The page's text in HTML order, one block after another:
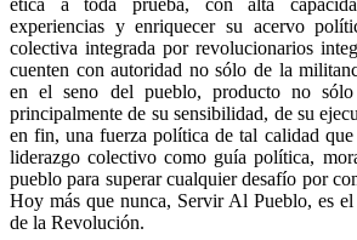
experiencias y enriquecer su acervo
colectiva integrada por revolucionarios
cuenten con autoridad no sólo de la
en el seno del pueblo, producto no
principalmente de su sensibilidad, de su
en fin, una fuerza política de tal calidad que
liderazgo colectivo como guía política,
pueblo para superar cualquier desafío por
Hoy más que nunca, Servir Al Pueblo, es
de la Revolución.